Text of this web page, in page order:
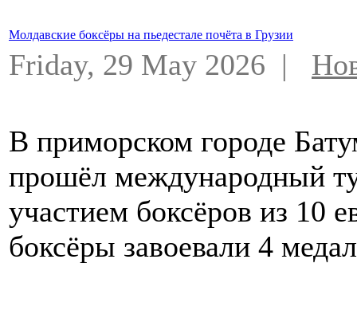
Молдавские боксёры на пьедестале почёта в Грузии
Friday, 29 May 2026 |
В приморском городе
прошёл международный
участием боксёров из 10
боксёры завоевали 4